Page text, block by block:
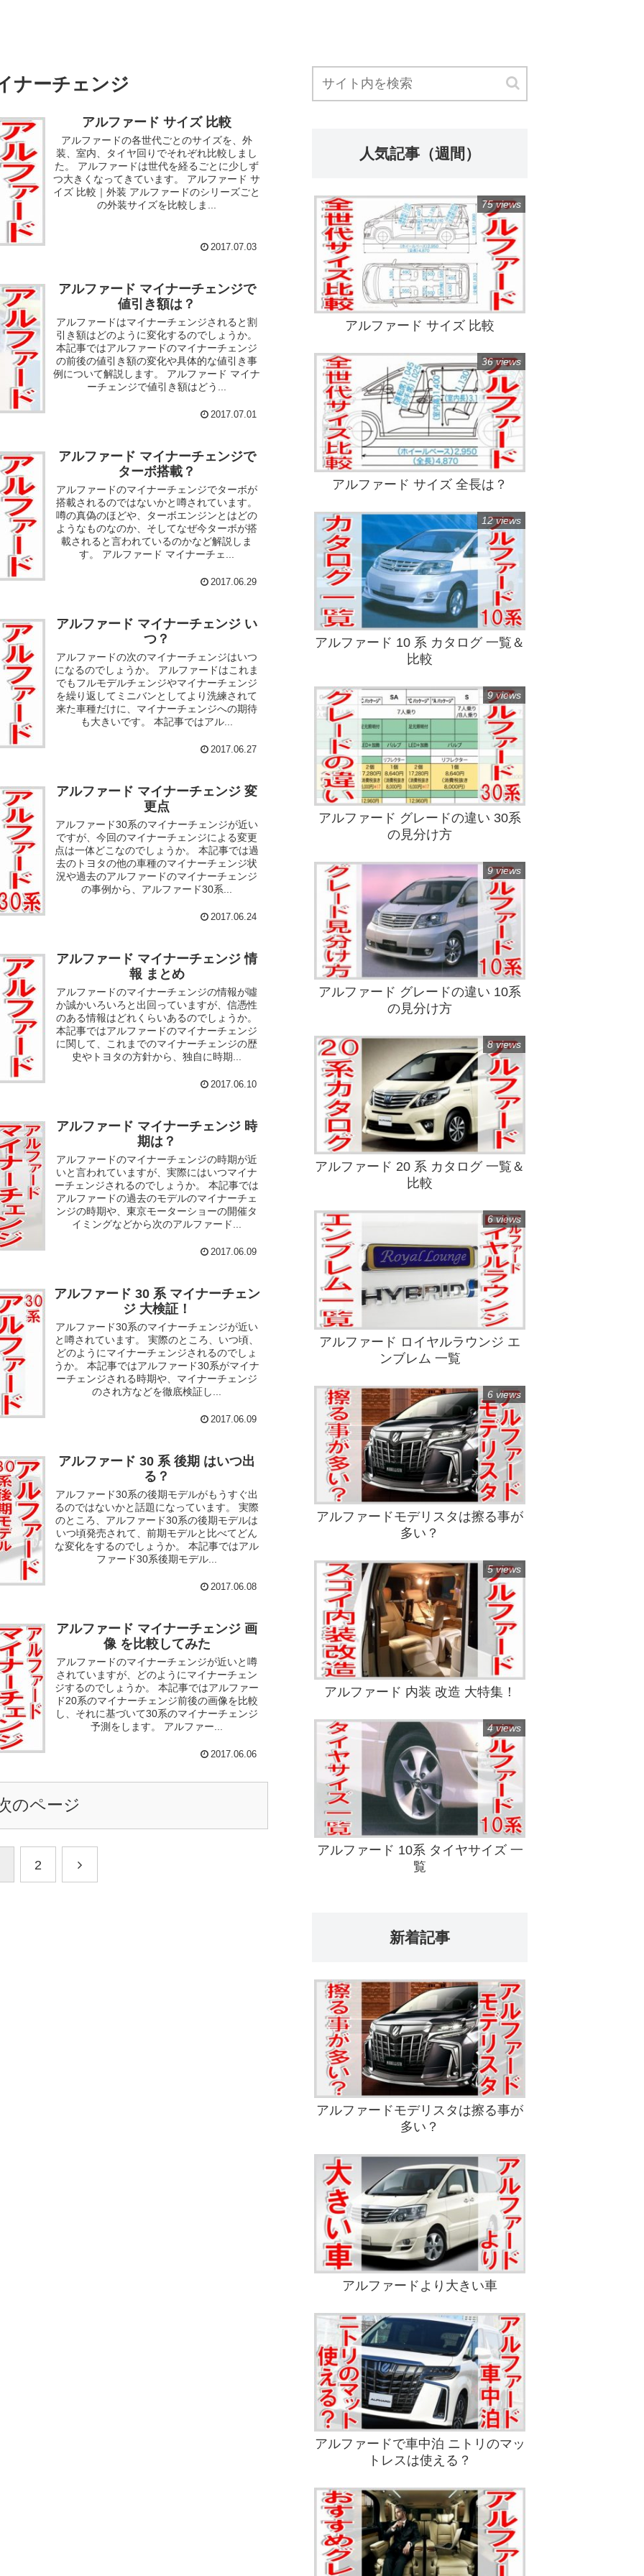
ナーチェンジ
アルファード サイズ 比較
アルファードの各世代ごとのサイズを、外
装、室内、タイヤ回りでそれぞれ比較しまし
た。 アルファードは世代を経るごとに少しず
つ大きくなってきています。 アルファード サ
イズ 比較｜外装 アルファードのシリーズごと
の外装サイズを比較しま...
2017.07.03
アルファード マイナーチェンジで
値引き額は？
アルファードはマイナーチェンジされると割
引き額はどのように変化するのでしょうか。
本記事ではアルファードのマイナーチェンジ
の前後の値引き額の変化や具体的な値引き事
例について解説します。 アルファード マイナ
ーチェンジで値引き額はどう...
2017.07.01
アルファード マイナーチェンジで
ターボ搭載？
アルファードのマイナーチェンジでターボが
搭載されるのではないかと噂されています。
噂の真偽のほどや、ターボエンジンとはどの
ようなものなのか、そしてなぜ今ターボが搭
載されると言われているのかなど解説しま
す。 アルファード マイナーチェ...
2017.06.29
アルファード マイナーチェンジ い
つ？
アルファードの次のマイナーチェンジはいつ
になるのでしょうか。 アルファードはこれま
でもフルモデルチェンジやマイナーチェンジ
を繰り返してミニバンとしてより洗練されて
来た車種だけに、マイナーチェンジへの期待
も大きいです。 本記事ではアル...
2017.06.27
アルファード マイナーチェンジ 変
更点
アルファード30系のマイナーチェンジが近い
ですが、今回のマイナーチェンジによる変更
点は一体どこなのでしょうか。 本記事では過
去のトヨタの他の車種のマイナーチェンジ状
況や過去のアルファードのマイナーチェンジ
の事例から、アルファード30系...
2017.06.24
アルファード マイナーチェンジ 情
報 まとめ
アルファードのマイナーチェンジの情報が噓
か誠かいろいろと出回っていますが、信憑性
のある情報はどれくらいあるのでしょうか。
本記事ではアルファードのマイナーチェンジ
に関して、これまでのマイナーチェンジの歴
史やトヨタの方針から、独自に時期...
2017.06.10
アルファード マイナーチェンジ 時
期は？
アルファードのマイナーチェンジの時期が近
いと言われていますが、実際にはいつマイナ
ーチェンジされるのでしょうか。 本記事では
アルファードの過去のモデルのマイナーチェ
ンジの時期や、東京モーターショーの開催タ
イミングなどから次のアルファード...
2017.06.09
アルファード 30 系 マイナーチェン
ジ 大検証！
アルファード30系のマイナーチェンジが近い
と噂されています。 実際のところ、いつ頃、
どのようにマイナーチェンジされるのでしょ
うか。 本記事ではアルファード30系がマイナ
ーチェンジされる時期や、マイナーチェンジ
のされ方などを徹底検証し...
2017.06.09
アルファード 30 系 後期 はいつ出
る？
アルファード30系の後期モデルがもうすぐ出
るのではないかと話題になっています。 実際
のところ、アルファード30系の後期モデルは
いつ頃発売されて、前期モデルと比べてどん
な変化をするのでしょうか。 本記事ではアル
ファード30系後期モデル...
2017.06.08
アルファード マイナーチェンジ 画
像 を比較してみた
アルファードのマイナーチェンジが近いと噂
されていますが、どのようにマイナーチェン
ジするのでしょうか。 本記事ではアルファー
ド20系のマイナーチェンジ前後の画像を比較
し、それに基づいて30系のマイナーチェンジ
予測をします。 アルファー...
2017.06.06
のページ
2
人気記事（週間）
アルファード サイズ 比較
75 views
アルファード サイズ 全長は？
36 views
アルファード 10 系 カタログ 一覧＆
比較
12 views
アルファード グレードの違い 30系
の見分け方
9 views
アルファード グレードの違い 10系
の見分け方
9 views
アルファード 20 系 カタログ 一覧＆
比較
8 views
アルファード ロイヤルラウンジ エ
ンブレム 一覧
6 views
アルファードモデリスタは擦る事が
多い？
6 views
アルファード 内装 改造 大特集！
5 views
アルファード 10系 タイヤサイズ 一
覧
4 views
新着記事
アルファードモデリスタは擦る事が
多い？
アルファードより大きい車
アルファードで車中泊 ニトリのマッ
トレスは使える？